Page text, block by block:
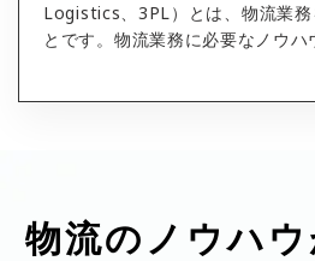
Logistics、3PL）とは、物流業務
とです。物流業務に必要なノウハ
物流のノウハ